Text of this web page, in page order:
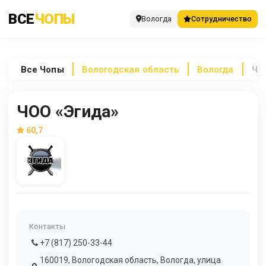
ВСЕЧОПЫ Вологда Сотрудничество
Все Чопы Вологодская область Вологда
ЧОО «Эгида»
60,7
Контакты
+7 (817) 250-33-44
160019, Вологодская область, Вологда, улица